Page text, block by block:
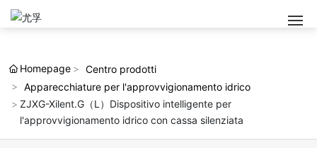
Homepage
Centro prodotti
Apparecchiature per l'approvvigionamento idrico
ZJXG-Xilent.G（L）Dispositivo intelligente per
l'approvvigionamento idrico con cassa silenziata